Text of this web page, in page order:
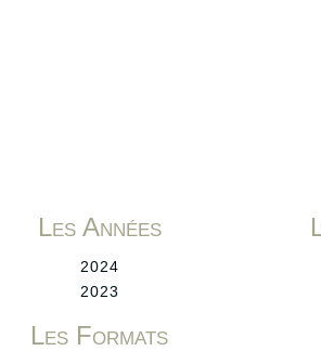
Les Années
2024
2023
Les Formats